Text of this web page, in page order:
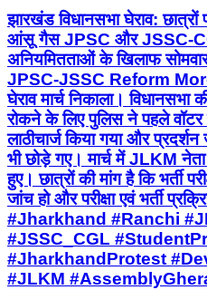
झारखंड विधानसभा घेराव:
आंसू गैस JPSC और JSSC-
अनियमितताओं के खिलाफ
JPSC-JSSC Reform
घेराव मार्च निकाला। विधानसभा
रोकने के लिए पुलिस ने पहले
लाठीचार्ज किया गया और
भी छोड़े गए। मार्च में JLKM
हुए। छात्रों की मांग है कि भर्ती
जांच हो और परीक्षा एवं भर्ती
#Jharkhand #Ranchi
#JSSC_CGL
#JharkhandProtest
#JLKM